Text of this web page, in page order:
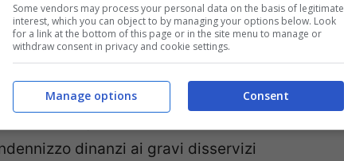
valido solamente sino alla fine di marzo
consumatori fanno sentire la loro voce.
gestori privati”: così tuona l’Assoutenti,
rincari delle tariffe. Ad alzare i toni è anche
accusa i gestori autostradali: “[…] i
dinanzi ai gravi disservizi
Some vendors may process your personal data on the basis of legitimate
interest, which you can object to by managing your options below. Look
for a link at the bottom of this page or in the site menu to manage or
withdraw consent in privacy and cookie settings.
Consent
Manage options